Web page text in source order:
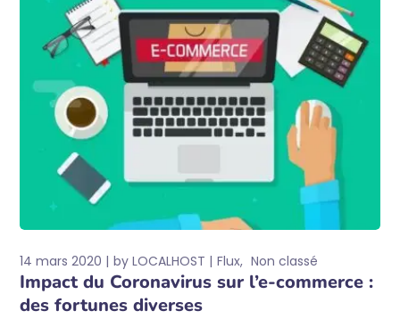
14 mars 2020 byLOCALHOST Flux Non classé
Impact du Coronavirus sur l’e-commerce :
des fortunes diverses